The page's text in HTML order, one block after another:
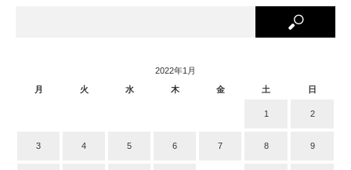
2022年1月
月
火 水 木 金 土 日
1 2
3 4 5 6 7 8 9